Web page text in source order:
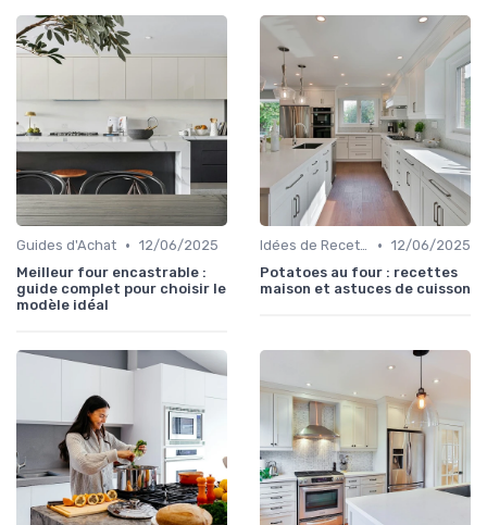
Guides d'Achat • 12/06/2025
Meilleur four encastrable :
guide complet pour choisir le
modèle idéal
Idées de Recettes et d'Utilisations • 12/06/2025
Potatoes au four : recettes
maison et astuces de cuisson